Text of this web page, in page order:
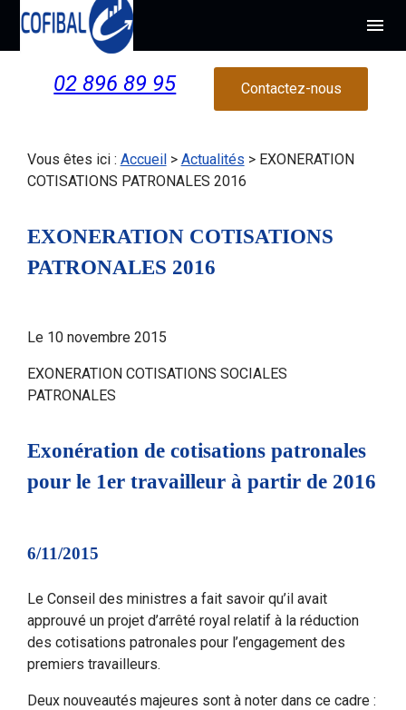
menu
02 896 89 95 Contactez-nous
Vous êtes ici : Accueil> Actualités > EXONERATION
COTISATIONS PATRONALES 2016
EXONERATION COTISATIONS
PATRONALES 2016
Le 10 novembre 2015
EXONERATION COTISATIONS SOCIALES
PATRONALES
Exonération de cotisations patronales
pour le 1er travailleur à partir de 2016
6/11/2015
Le Conseil des ministres a fait savoir qu’il avait
approuvé un projet d’arrêté royal relatif à la réduction
des cotisations patronales pour l’engagement des
premiers travailleurs.
Deux nouveautés majeures sont à noter dans ce cadre :
Panneau de gestion des cookies